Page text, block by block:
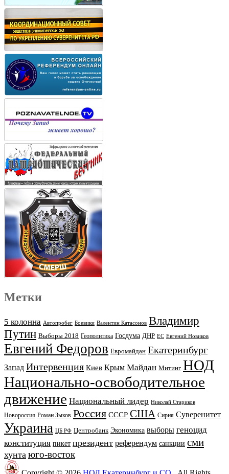
Метки
5 колонна Автопробег Боевики Валентин Катасонов Владимир
Путин Выборы 2018 Геополитика Госдума ДНР ЕС Евгений Новиков
Евгений Федоров Евромайдан Екатеринбург
Запад Интервенция Киев Крым Майдан Митинг НОД
Национально-освободительное
движение Национальный лидер Николай Стариков
Новороссия Роман Зыков Россия СССР США Сирия Суверенитет
Украина ЦБ РФ Центробанк Экономика выборы геноцид
конституция пикет президент референдум санкции сми
хунта юго-восток